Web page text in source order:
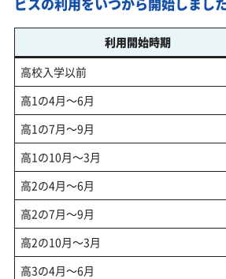
利用開始時期
高校入学以前
高1の4月～6月
高1の7月～9月
高1の10月～3月
高2の4月～6月
高2の7月～9月
高2の10月～3月
高3の4月～6月